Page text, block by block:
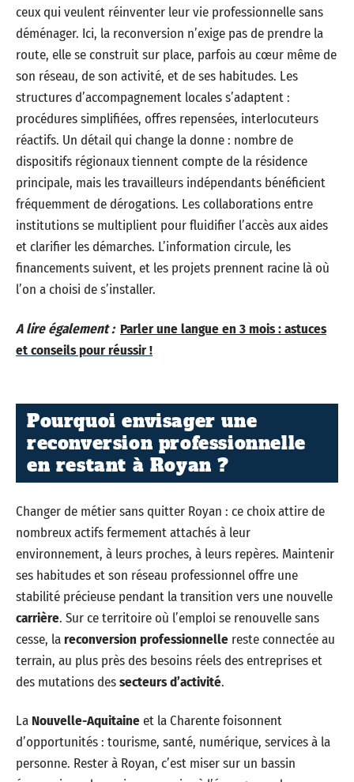
ceux qui veulent réinventer leur vie professionnelle sans
déménager. Ici, la reconversion n’exige pas de prendre la
route, elle se construit sur place, parfois au cœur même de
son réseau, de son activité, et de ses habitudes. Les
structures d’accompagnement locales s’adaptent :
procédures simplifiées, offres repensées, interlocuteurs
réactifs. Un détail qui change la donne : nombre de
dispositifs régionaux tiennent compte de la résidence
principale, mais les travailleurs indépendants bénéficient
fréquemment de dérogations. Les collaborations entre
institutions se multiplient pour fluidifier l’accès aux aides
et clarifier les démarches. L’information circule, les
financements suivent, et les projets prennent racine là où
l’on a choisi de s’installer.
A lire également : Parler une langue en 3 mois : astuces
et conseils pour réussir !
Pourquoi envisager une
reconversion professionnelle
en restant à Royan ?
Changer de métier sans quitter Royan : ce choix attire de
nombreux actifs fermement attachés à leur
environnement, à leurs proches, à leurs repères. Maintenir
ses habitudes et son réseau professionnel offre une
stabilité précieuse pendant la transition vers une nouvelle
carrière. Sur ce territoire où l’emploi se renouvelle sans
cesse, lareconversion professionnelle reste connectée au
terrain, au plus près des besoins réels des entreprises et
des mutations dessecteurs d’activité.
La Nouvelle-Aquitaineet la Charente foisonnent
d’opportunités : tourisme, santé, numérique, services à la
personne. Rester à Royan, c’est miser sur un bassin